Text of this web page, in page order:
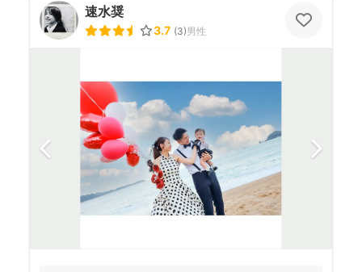
速水奨
3.7 (3)男性